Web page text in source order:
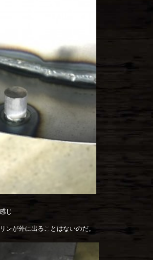
じ
ンが外に出ることはないのだ。